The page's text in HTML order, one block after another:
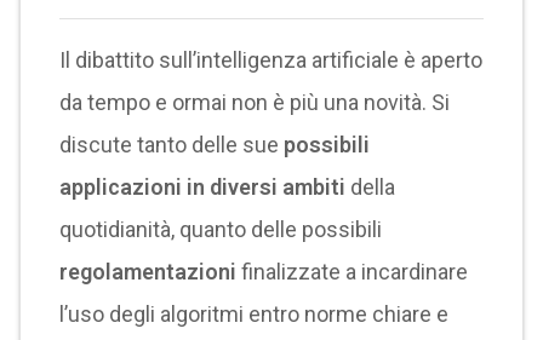
Il dibattito sull’intelligenza artificiale è aperto
da tempo e ormai non è più una novità. Si
discute tanto delle sue possibili
applicazioni in diversi ambiti della
quotidianità, quanto delle possibili
regolamentazioni finalizzate a incardinare
l’uso degli algoritmi entro norme chiare e